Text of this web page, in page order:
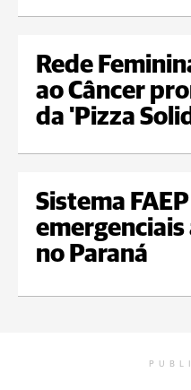
Rede
ao Câncer
da 'Pizza
Sistema
no Paraná